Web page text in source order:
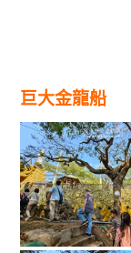
巨大金龍船